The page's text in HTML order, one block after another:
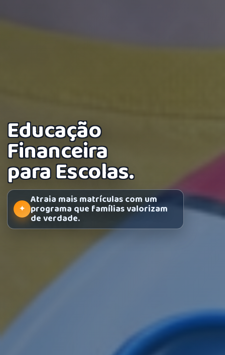
Educação
Financeira
para Escolas.
Atraia mais matrículas com um
programa que famílias valorizam
de verdade.